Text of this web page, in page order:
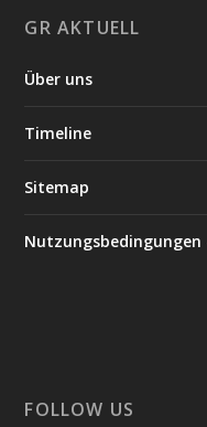
GR AKTUELL
Über uns
Timeline
Sitemap
FOLLOW US